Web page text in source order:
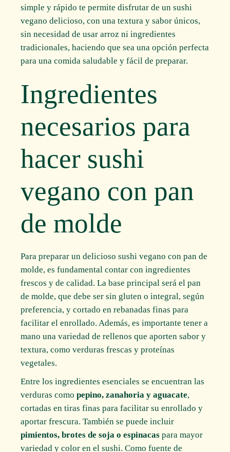
simple y rápido te permite disfrutar de un sushi
vegano delicioso, con una textura y sabor únicos,
sin necesidad de usar arroz ni ingredientes
tradicionales, haciendo que sea una opción perfecta
para una comida saludable y fácil de preparar.
Ingredientes
necesarios para
hacer sushi
vegano con pan
de molde
Para preparar un delicioso sushi vegano con pan de
molde, es fundamental contar con ingredientes
frescos y de calidad. La base principal será el pan
de molde, que debe ser sin gluten o integral, según
preferencia, y cortado en rebanadas finas para
facilitar el enrollado. Además, es importante tener a
mano una variedad de rellenos que aporten sabor y
textura, como verduras frescas y proteínas
vegetales.
Entre los ingredientes esenciales se encuentran las
verduras comopepino, zanahoria y aguacate,
cortadas en tiras finas para facilitar su enrollado y
aportar frescura. También se puede incluir
pimientos, brotes de soja o espinacas para mayor
variedad y color en el sushi. Como fuente de